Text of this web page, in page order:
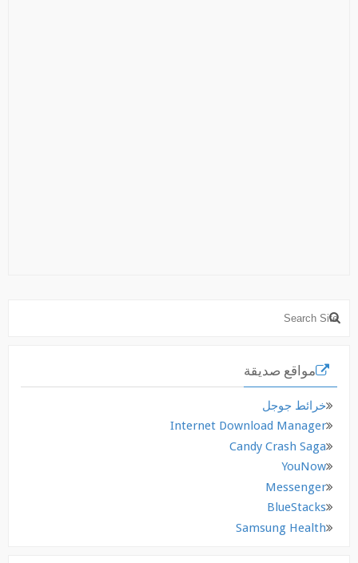
مواقع صديقة
خرائط جوجل
Internet Download Manager
Candy Crash Saga
YouNow
Messenger
BlueStacks
Samsung Health